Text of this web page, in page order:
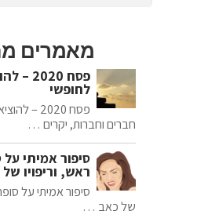
מאמרים
פסח
לחופשי
פסח 2020
חברים וחברות, יקרים …
סיפור אמיתי
ראש, וריפויו
סיפור אמיתי על
של כאב …